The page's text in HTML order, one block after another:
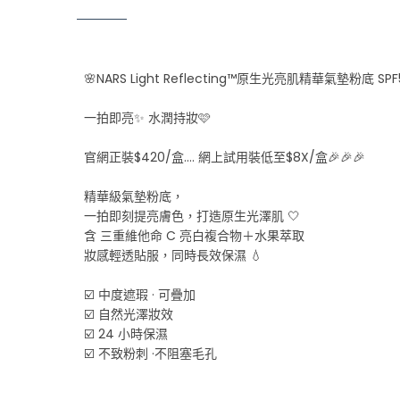
🌸NARS Light Reflecting™原生光亮肌精華氣墊粉底
一拍即亮✨ 水潤持妝🩷
官網正裝$420/盒.... 網上試用裝低至$8X/盒🎉🎉🎉
精華級氣墊粉底，
一拍即刻提亮膚色，打造原生光澤肌 🤍
含 三重維他命 C 亮白複合物＋水果萃取
妝感輕透貼服，同時長效保濕 💧
☑️ 中度遮瑕 · 可疊加
☑️ 自然光澤妝效
☑️ 24 小時保濕
☑️ 不致粉刺 ·不阻塞毛孔